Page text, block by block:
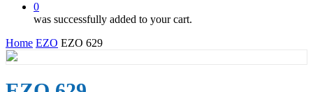
0
was successfully added to your cart.
Home EZO EZO 629